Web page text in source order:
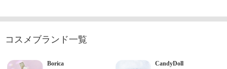
コスメブランド一覧